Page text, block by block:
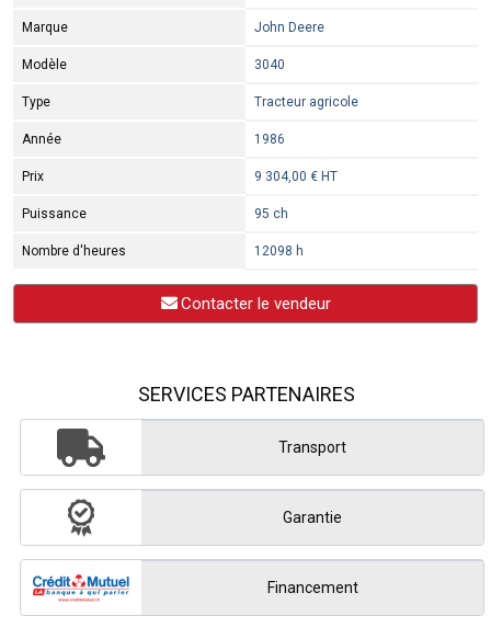
Marque John Deere
Modèle 3040
Type Tracteur agricole
Année 1986
Prix 9 304,00 € HT
Puissance 95 ch
Nombre d'heures 12098 h
Contacter le vendeur
SERVICES PARTENAIRES
Transport
Garantie
Financement